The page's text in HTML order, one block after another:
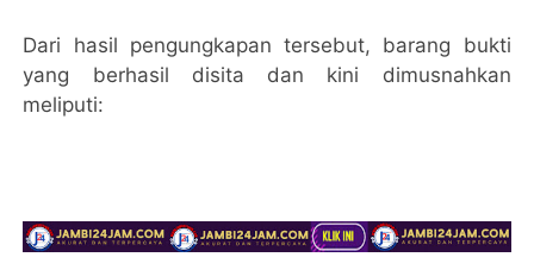
Dari hasil pengungkapan tersebut, barang bukti
yang berhasil disita dan kini dimusnahkan
meliputi: